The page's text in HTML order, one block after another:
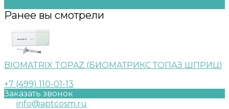
Ранее вы смотрели
BIOMATRIX TOPAZ (БИОМАТРИКС ТОПАЗ ШПРИЦ)
+7 (499) 110-01-13
Заказать звонок
info@aptcosm.ru